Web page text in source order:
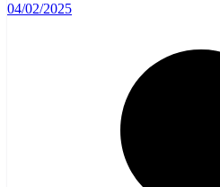
04/02/2025